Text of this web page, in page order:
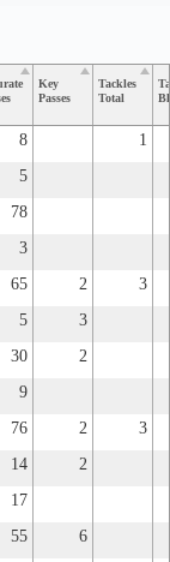
Key
Passes
Tackles
Total
8
1
5
78
3
65 2
3
5
3
30
2
9
76 2
3
14
2
17
55
6